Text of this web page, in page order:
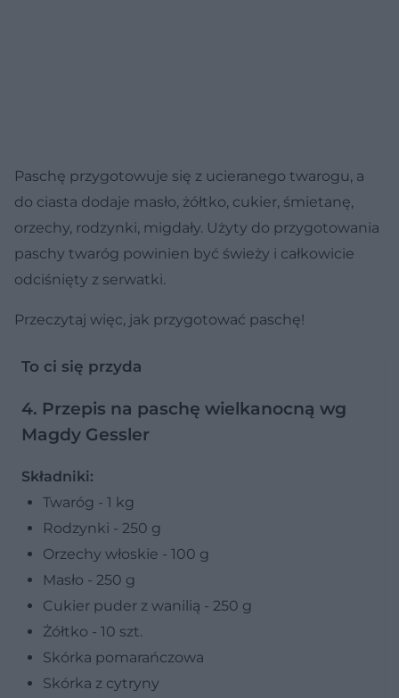
Paschę przygotowuje się z ucieranego twarogu, a
do ciasta dodaje masło, żółtko, cukier, śmietanę,
orzechy, rodzynki, migdały. Użyty do przygotowania
paschy twaróg powinien być świeży i całkowicie
odciśnięty z serwatki.
Przeczytaj więc, jak przygotować paschę!
To ci się przyda
4. Przepis na paschę wielkanocną wg
Magdy Gessler
Składniki:
Twaróg - 1 kg
Rodzynki - 250 g
Orzechy włoskie - 100 g
Masło - 250 g
Cukier puder z wanilią - 250 g
Żółtko - 10 szt.
Skórka pomarańczowa
Skórka z cytryny